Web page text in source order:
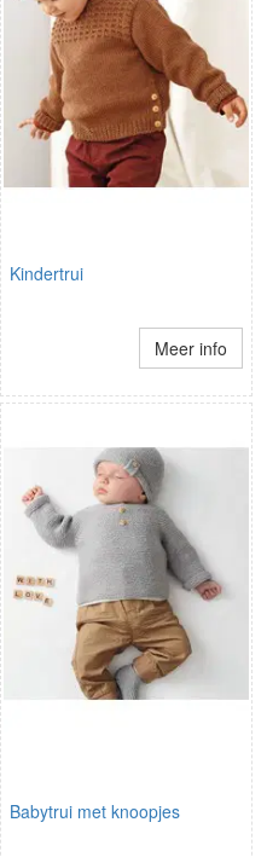
Kindertrui
Meer info
Babytrui met knoopjes